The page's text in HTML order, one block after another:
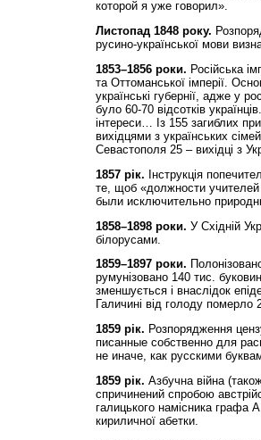
которой я уже говорил».
Листопад 1848 року.
русино-української мови
1853–1856 роки. Російська
та Оттоманської імперії.
українські губернії, адже у
було 60-70 відсотків
інтереси… Із 155 загиблих
вихідцями з українських
Севастополя 25 – вихідці з
1857 рік. Інструкція
те, щоб «должности
были исключительно
1858–1898 роки. У Східній
білорусами.
1859–1897 роки.
румунізовано 140 тис.
зменшується і внаслідок
Галичині від голоду померло
1859 рік. Розпорядження
писанные собственно для
не иначе, как русскими
1859 рік. Азбучна війна
спричинений спробою
галицького намісника графа
кириличної абетки.